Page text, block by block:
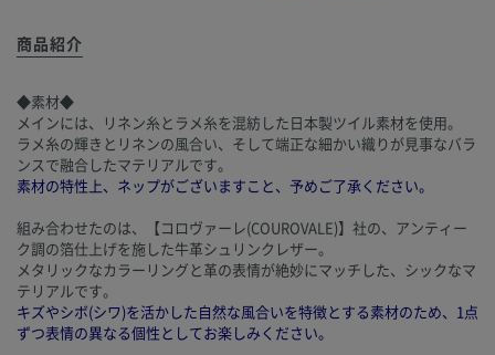
商品紹介
◆素材◆
メインには、リネン糸とラメ糸を混紡した日本製ツイル素材を使用。
ラメ糸の輝きとリネンの風合い、そして端正な細かい織りが見事なバラ
ンスで融合したマテリアルです。
素材の特性上、ネップがございますこと、予めご了承ください。
組み合わせたのは、【コロヴァーレ(COUROVALE)】社の、アンティー
ク調の箔仕上げを施した牛革シュリンクレザー。
メタリックなカラーリングと革の表情が絶妙にマッチした、シックなマ
テリアルです。
キズやシボ(シワ)を活かした自然な風合いを特徴とする素材のため、1点
ずつ表情の異なる個性としてお楽しみください。